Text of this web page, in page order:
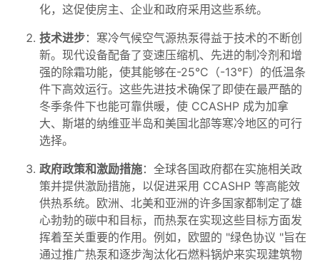
化，这促使房主、企业和政府采用这些系统。
技术进步：寒冷气候空气源热泵得益于技术的不断创
新。现代设备配备了变速压缩机、先进的制冷剂和增
强的除霜功能，使其能够在-25°C（-13°F）的低温条
件下高效运行。这些先进技术确保了即使在最严酷的
冬季条件下也能可靠供暖，使 CCASHP 成为加拿
大、斯堪的纳维亚半岛和美国北部等寒冷地区的可行
选择。
政府政策和激励措施：全球各国政府都在实施相关政
策并提供激励措施，以促进采用 CCASHP 等高能效
供热系统。欧洲、北美和亚洲的许多国家都制定了雄
心勃勃的碳中和目标，而热泵在实现这些目标方面发
挥着至关重要的作用。例如，欧盟的 "绿色协议 "旨在
通过推广热泵和逐步淘汰化石燃料锅炉来实现建筑物